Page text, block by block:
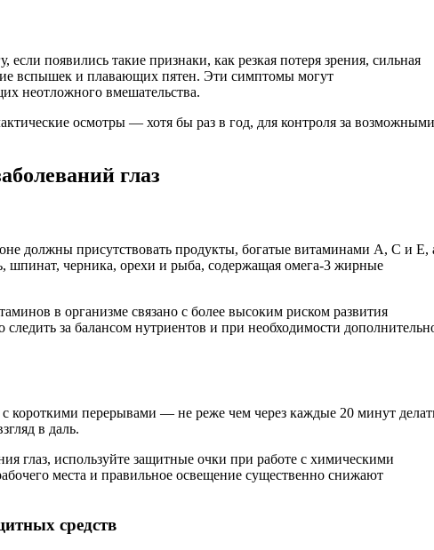
появились такие признаки, как резкая потеря зрения, сильная
вспышек и плавающих пятен. Эти симптомы могут
неотложного вмешательства.
осмотры — хотя бы раз в год, для контроля за возможными
глаз
должны присутствовать продукты, богатые витаминами А, С и Е,
шпинат, черника, орехи и рыба, содержащая омега-3 жирные
в организме связано с более высоким риском развития
за балансом нутриентов и при необходимости
короткими перерывами — не реже чем через каждые 20 минут
в даль.
глаз, используйте защитные очки при работе с химическими
места и правильное освещение существенно снижают
средств